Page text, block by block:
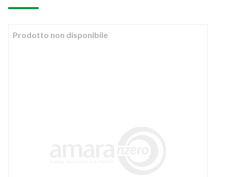
Prodotto non disponibile